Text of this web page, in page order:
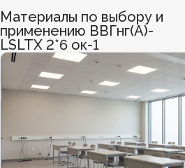
БЕЗГАЛОГЕННЫЙ Нет
ХЛАДОСТОЙКИЙ
70
ОГНЕСТОЙКИЙ Нет
Материалы по выбору и
применению ВВГнг(А)-
LSLTХ 2*6 ок-1